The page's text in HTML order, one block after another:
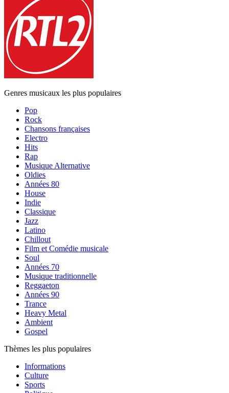
Genres musicaux les plus populaires
Pop
Rock
Chansons françaises
Electro
Hits
Rap
Musique Alternative
Oldies
Années 80
House
Indie
Classique
Jazz
Latino
Chillout
Film et Comédie musicale
Soul
Années 70
Musique traditionnelle
Reggaeton
Années 90
Trance
Heavy Metal
Ambient
Gospel
Thèmes les plus populaires
Informations
Culture
Sports